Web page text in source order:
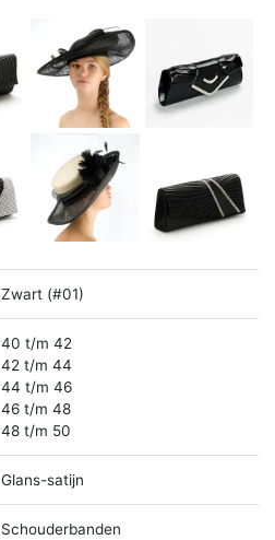
Zwart (#01)
40 t/m 42
42 t/m 44
44 t/m 46
46 t/m 48
48 t/m 50
Glans-satijn
Schouderbanden